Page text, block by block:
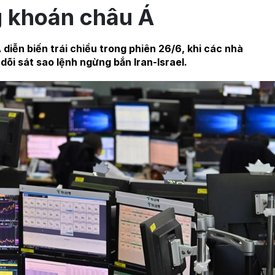
khoán châu Á
biến trái chiều trong phiên 26/6, khi các nhà
sát sao lệnh ngừng bắn Iran-Israel.